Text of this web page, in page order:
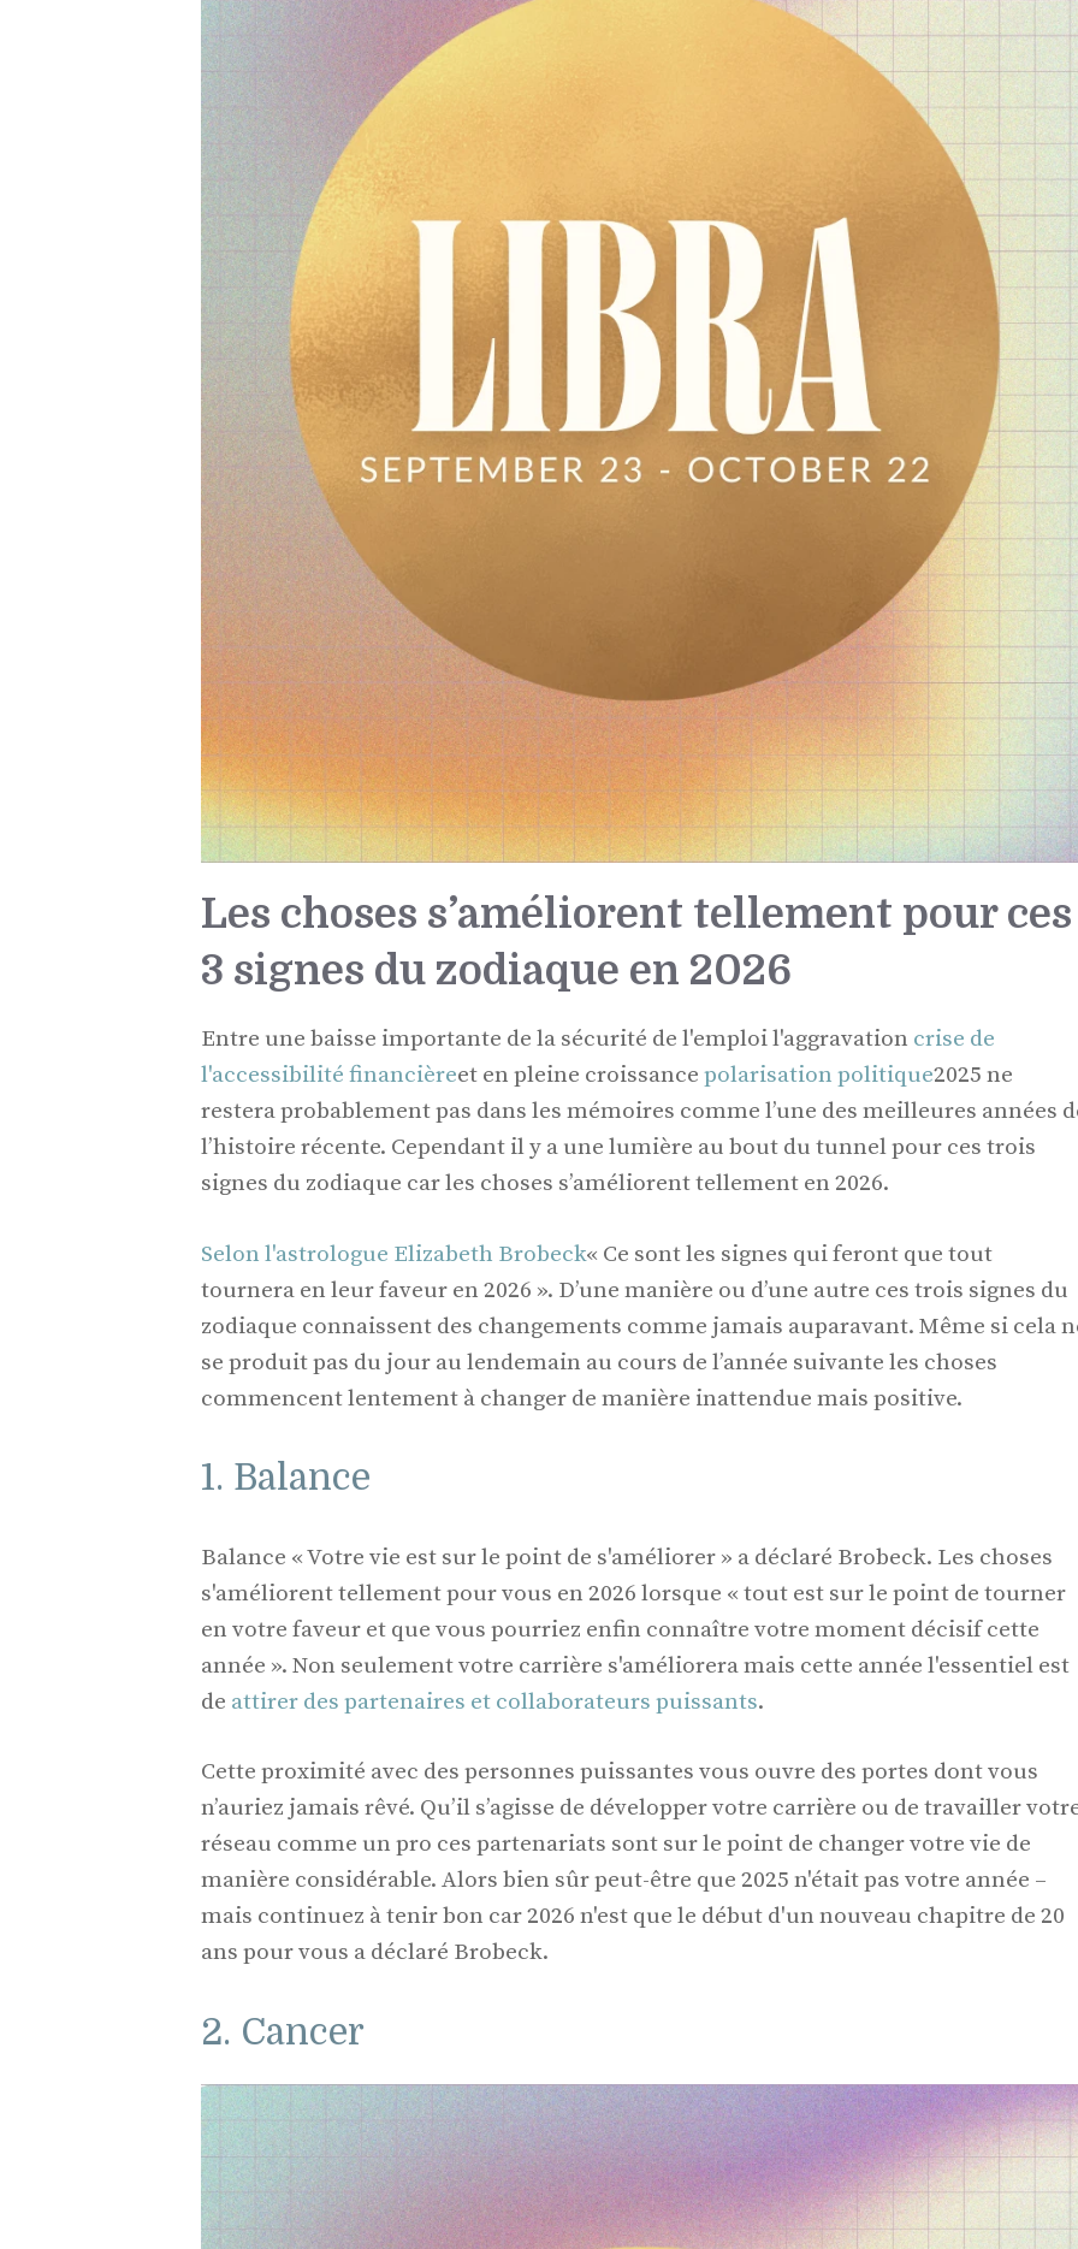
Les choses s’améliorent tellement pour ces
3 signes du zodiaque en 2026
Entre une baisse importante de la sécurité de l'emploi l'aggravation crise de
l'accessibilité financièreet en pleine croissance polarisation politique2025 ne
restera probablement pas dans les mémoires comme l’une des meilleures années
l’histoire récente. Cependant il y a une lumière au bout du tunnel pour ces trois
signes du zodiaque car les choses s’améliorent tellement en 2026.
Selon l'astrologue Elizabeth Brobeck« Ce sont les signes qui feront que tout
tournera en leur faveur en 2026 ». D’une manière ou d’une autre ces trois signes du
zodiaque connaissent des changements comme jamais auparavant. Même si cela
se produit pas du jour au lendemain au cours de l’année suivante les choses
commencent lentement à changer de manière inattendue mais positive.
1. Balance
Balance « Votre vie est sur le point de s'améliorer » a déclaré Brobeck. Les choses
s'améliorent tellement pour vous en 2026 lorsque « tout est sur le point de tourner
en votre faveur et que vous pourriez enfin connaître votre moment décisif cette
année ». Non seulement votre carrière s'améliorera mais cette année l'essentiel est
de attirer des partenaires et collaborateurs puissants.
Cette proximité avec des personnes puissantes vous ouvre des portes dont vous
n’auriez jamais rêvé. Qu’il s’agisse de développer votre carrière ou de travailler
réseau comme un pro ces partenariats sont sur le point de changer votre vie de
manière considérable. Alors bien sûr peut-être que 2025 n'était pas votre année –
mais continuez à tenir bon car 2026 n'est que le début d'un nouveau chapitre de 20
ans pour vous a déclaré Brobeck.
2. Cancer